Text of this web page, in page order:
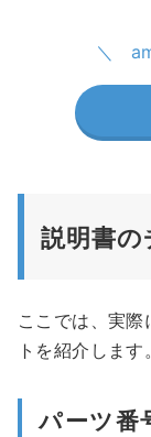
説明書
ここでは、実
トを紹介します。
パーツ番